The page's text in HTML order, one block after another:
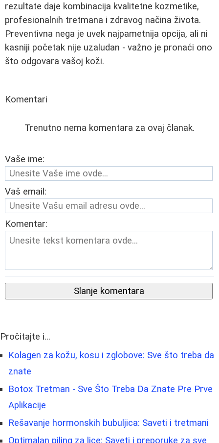
rezultate daje kombinacija kvalitetne kozmetike,
profesionalnih tretmana i zdravog načina života.
Preventivna nega je uvek najpametnija opcija, ali ni
kasniji početak nije uzaludan - važno je pronaći ono
što odgovara vašoj koži.
Komentari
Trenutno nema komentara za ovaj članak.
Vaše ime:
Vaš email:
Komentar:
Slanje komentara
Pročitajte i...
Kolagen za kožu, kosu i zglobove: Sve što treba da
znate
Botox Tretman - Sve Što Treba Da Znate Pre Prve
Aplikacije
Rešavanje hormonskih bubuljica: Saveti i tretmani
Optimalan piling za lice: Saveti i preporuke za sve